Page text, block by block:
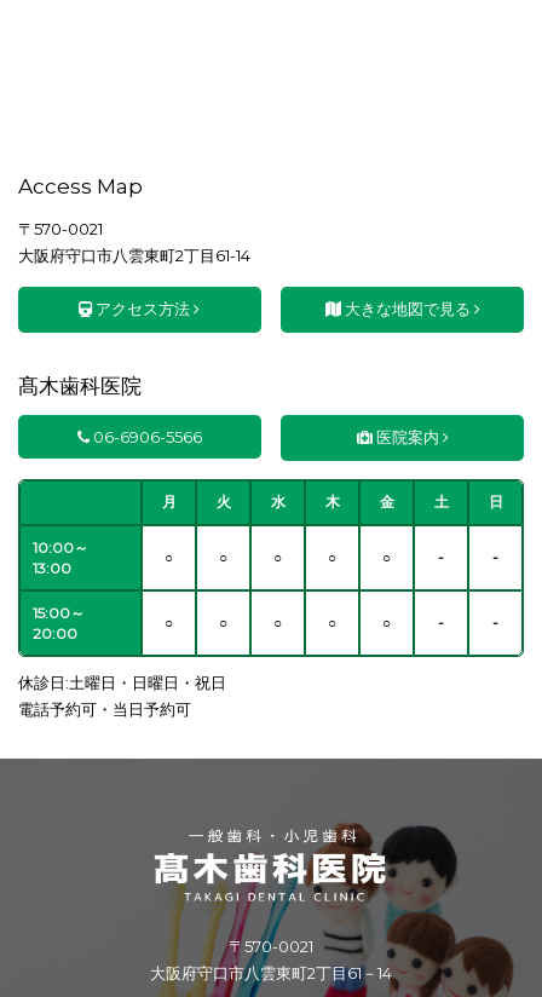
Access Map
〒570-0021
大阪府守口市八雲東町2丁目61-14
アクセス方法 大きな地図で見る
髙木歯科医院
06-6906-5566 医院案内
月 火 水 木 金 土 日
10:00～
13:00
○ ○ ○ ○ ○ - -
15:00～
20:00
○ ○ ○ ○ ○ - -
休診日:土曜日・日曜日・祝日
電話予約可・当日予約可
〒570-0021
大阪府守口市八雲東町2丁目61－14